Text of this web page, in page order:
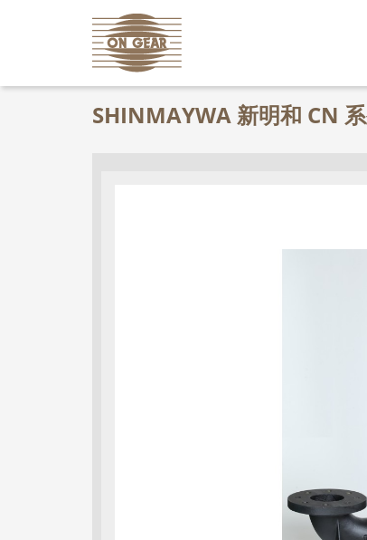
SHINMAYWA 新明和 CN